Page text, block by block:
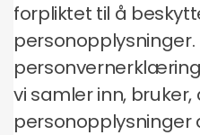
forpliktet til å
personopplysninger.
vi samler inn,
personopplysninger